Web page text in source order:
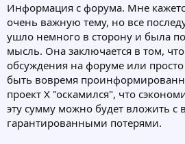
Информация с форума. Мне
очень важную тему, но все
ушло немного в сторону и была
мысль. Она заключается в том,
обсуждения на форуме или
быть вовремя
проект Х "оскамился", что
эту сумму можно будет вложить с
гарантированными потерями.